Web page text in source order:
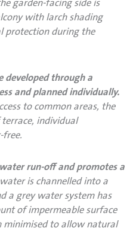
garden-facing side is
with larch shading
protection during the
developed through a
and planned individually.
to common areas, the
individual
run-off and promotes a
is channelled into a
a grey water system has
of impermeable surface
minimised to allow natural